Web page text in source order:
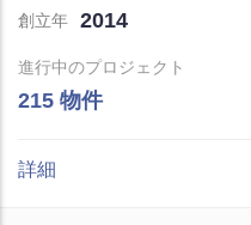
創立年 2014
進行中のプロジェクト
215 物件
詳細